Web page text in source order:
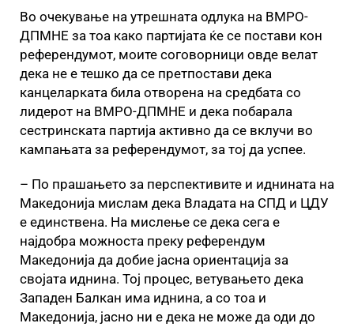
Во очекување на утрешната одлука на ВМРО-
ДПМНЕ за тоа како партијата ќе се постави кон
референдумот, моите соговорници овде велат
дека не е тешко да се претпостави дека
канцеларката била отворена на средбата со
лидерот на ВМРО-ДПМНЕ и дека побарала
сестринската партија активно да се вклучи во
кампањата за референдумот, за тој да успее.
– По прашањето за перспективите и иднината на
Македонија мислам дека Владата на СПД и ЦДУ
е единствена. На мислење се дека сега е
најдобра можноста преку референдум
Македонија да добие јасна ориентација за
својата иднина. Тој процес, ветувањето дека
Западен Балкан има иднина, а со тоа и
Македонија, јасно ни е дека не може да оди до